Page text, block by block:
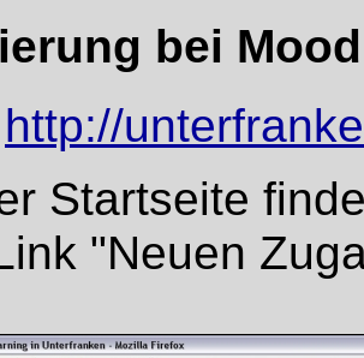
bei
http://
Startseite
"Neuen